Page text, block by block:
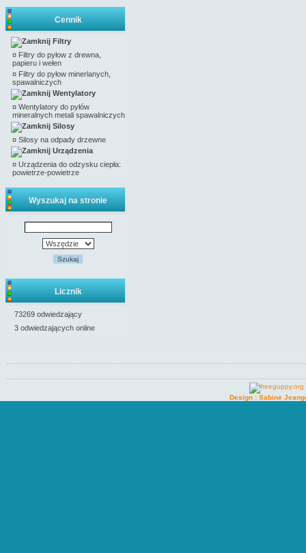
Cennik
Filtry
¤ Filtry do pyłow z drewna,
papieru i wełen
¤ Filtry do pyłow minerlanych,
spawalniczych
Wentylatory
¤ Wentylatory do pyłów
mineralnych metali spawalniczych
Silosy
¤ Silosy na odpady drzewne
Urządzenia
¤ Urządzenia do odzysku ciepła:
powietrze-powietrze
Wyszukaj na stronie
Szukaj
Licznik
73269 odwiedzający
3 odwiedzających online
Design : Sabine